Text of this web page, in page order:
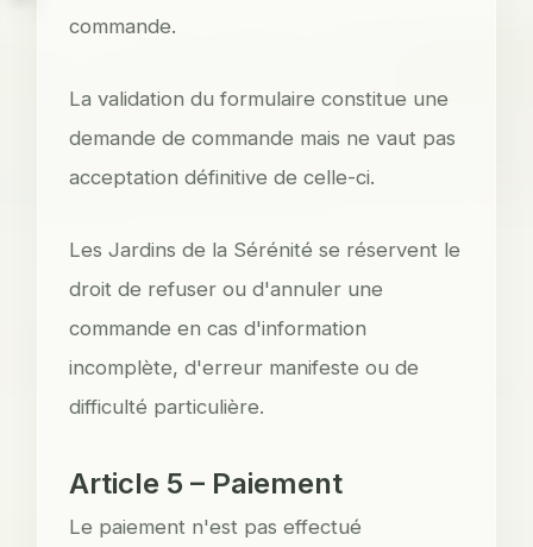
commande.
La validation du formulaire constitue une
demande de commande mais ne vaut pas
acceptation définitive de celle-ci.
Les Jardins de la Sérénité se réservent le
droit de refuser ou d'annuler une
commande en cas d'information
incomplète, d'erreur manifeste ou de
difficulté particulière.
Article 5 – Paiement
Le paiement n'est pas effectué